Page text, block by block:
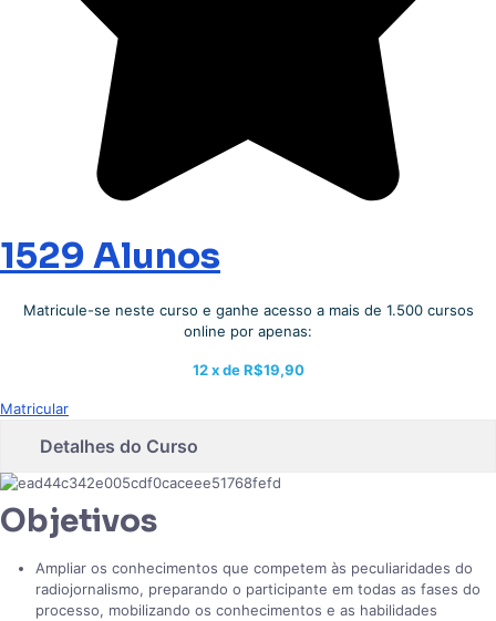
1529 Alunos
Matricule-se neste curso e ganhe acesso a mais de 1.500 cursos
online por apenas:
12 x deR$19,90
Matricular
Detalhes do Curso
Objetivos
Ampliar os conhecimentos que competem às peculiaridades do
radiojornalismo, preparando o participante em todas as fases do
processo, mobilizando os conhecimentos e as habilidades